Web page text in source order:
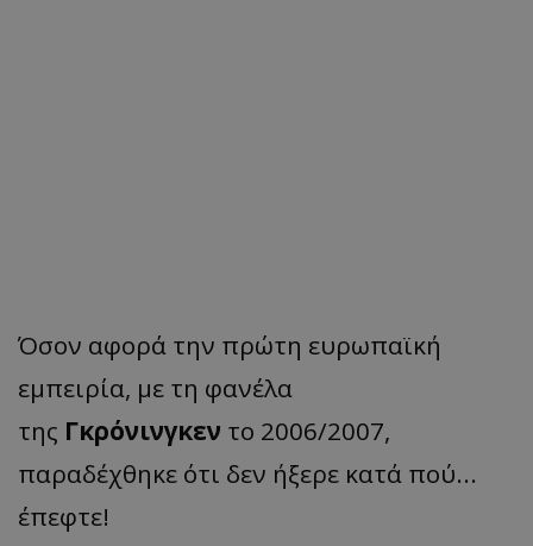
Όσον αφορά την πρώτη ευρωπαϊκή
εμπειρία, με τη φανέλα
της Γκρόνινγκεν το 2006/2007,
παραδέχθηκε ότι δεν ήξερε κατά πού...
έπεφτε!